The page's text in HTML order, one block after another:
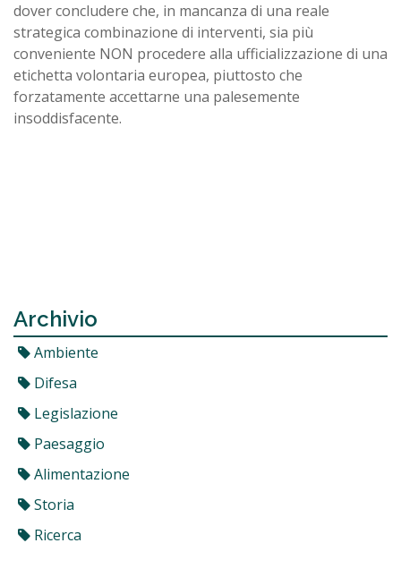
dover concludere che, in mancanza di una reale
strategica combinazione di interventi, sia più
conveniente NON procedere alla ufficializzazione di una
etichetta volontaria europea, piuttosto che
forzatamente accettarne una palesemente
insoddisfacente.
Archivio
Ambiente
Difesa
Legislazione
Paesaggio
Alimentazione
Storia
Ricerca